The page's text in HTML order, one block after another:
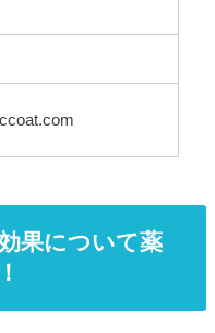
果について薬